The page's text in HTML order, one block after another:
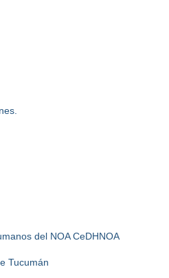
del NOA CeDHNOA
Tucumán